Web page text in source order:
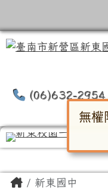
(06)632-
主內容區域
Home新東國中
頁尾區域
無權
對話